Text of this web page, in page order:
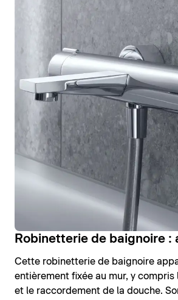
Robinetterie de baignoire :
Cette robinetterie de baignoire
entièrement fixée au mur, y compris
et le raccordement de la douche.